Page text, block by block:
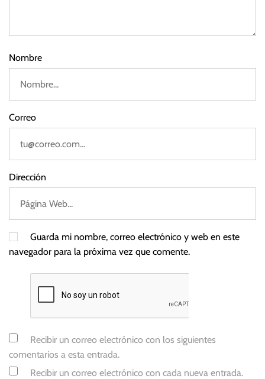
2
Nombre
Correo
Dirección
Guarda mi nombre, correo electrónico y web en este
navegador para la próxima vez que comente.
Recibir un correo electrónico con los siguientes
comentarios a esta entrada.
Recibir un correo electrónico con cada nueva entrada.